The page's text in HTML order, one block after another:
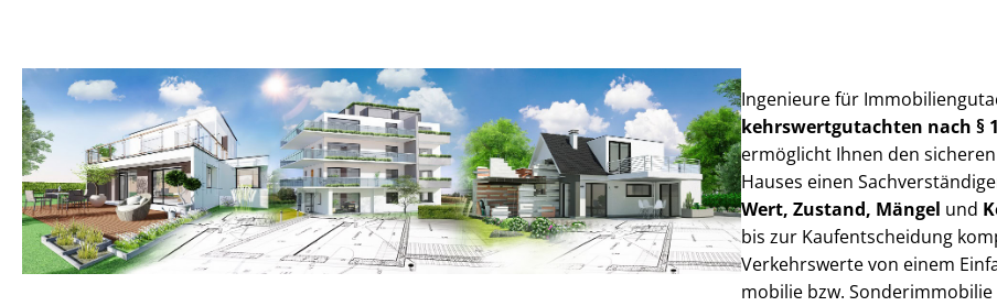
Ingenieure für
kehrs­wert­gut­ach­ten nach §
ermöglicht Ihnen den
Hauses einen
Wert, Zustand, Mängel und
bis zur Kauf­ent­schei­dung
Verkehrswerte von einem
mo­bi­lie bzw.